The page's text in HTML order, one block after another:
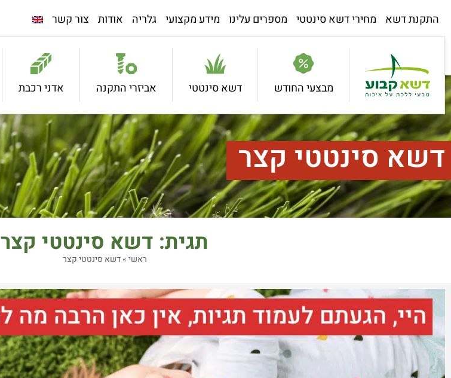
התקנת דשא מחירי דשא סינטטי מספרים עלינו מידע מקצועי גלריה אודות צור קשר
מבצעי החודש דשא סינטטי אביזרי התקנה אדני רכבת
דשא סינטטי קצר
תגית: דשא סינטטי קצר
ראשי»דשא סינטטי קצר